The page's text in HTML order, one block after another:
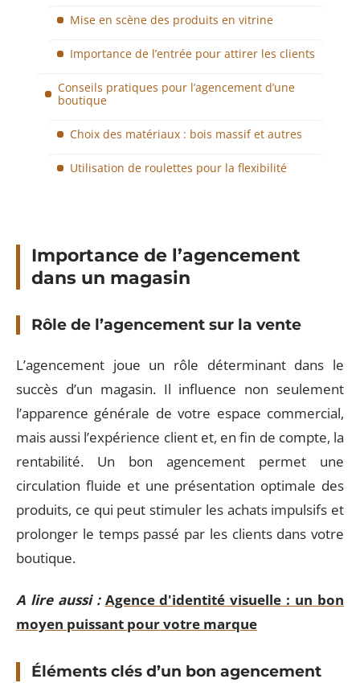
Mise en scène des produits en vitrine
Importance de l’entrée pour attirer les clients
Conseils pratiques pour l’agencement d’une
boutique
Choix des matériaux : bois massif et autres
Utilisation de roulettes pour la flexibilité
Importance de l’agencement
dans un magasin
Rôle de l’agencement sur la vente
L’agencement joue un rôle déterminant dans le
succès d’un magasin. Il influence non seulement
l’apparence générale de votre espace commercial,
mais aussi l’expérience client et, en fin de compte, la
rentabilité. Un bon agencement permet une
circulation fluide et une présentation optimale des
produits, ce qui peut stimuler les achats impulsifs et
prolonger le temps passé par les clients dans votre
boutique.
A lire aussi : Agence d'identité visuelle : un bon
moyen puissant pour votre marque
Éléments clés d’un bon agencement